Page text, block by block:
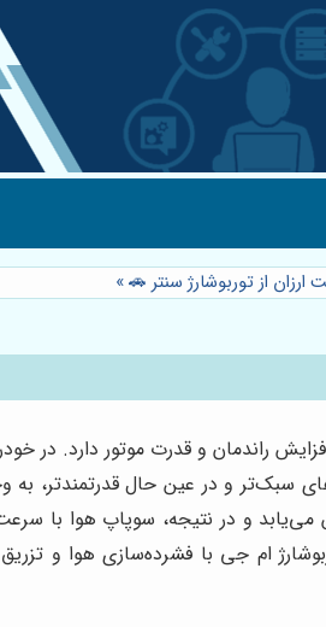
از توربوشارژ سنتر 🚗»
سبک‌تر و در عین حال قدرتمندتر، به
و در نتیجه، سوپاپ هوا با
ام جی با فشرده‌سازی هوا و